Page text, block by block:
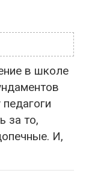
в школе
за то,
И,